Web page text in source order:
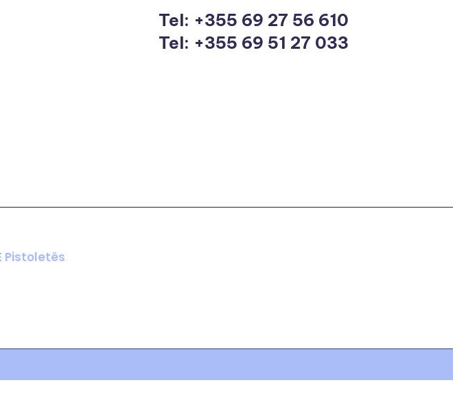
Tel: +355 69 27 56 610
Tel: +355 69 51 27 033
Pistoletës